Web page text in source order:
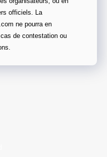
officiels. La
ne pourra en
de contestation ou